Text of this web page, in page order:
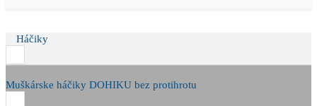
Háčiky
Muškárske háčiky DOHIKU bez protihrotu